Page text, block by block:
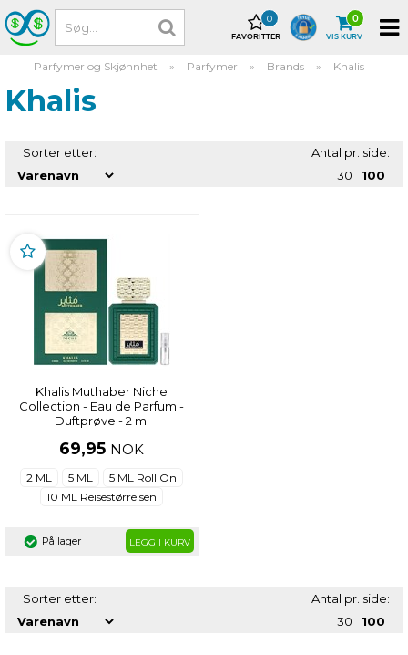
FAVORITTER
0
VIS KURV
0
Parfymer og Skjønnhet » Parfymer » Brands » Khalis
Khalis
Sorter etter:
Antal pr. side:
30
100
Khalis Muthaber Niche
Collection - Eau de Parfum -
Duftprøve - 2 ml
69,95 NOK
2 ML 5 ML
5 ML Roll On
10 ML Reisestørrelsen
På lager LEGG I KURV
Sorter etter:
Antal pr. side:
30
100